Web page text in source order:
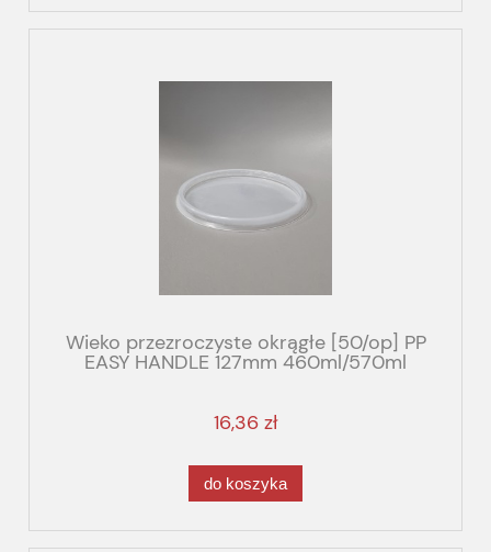
Wieko przezroczyste okrągłe [50/op] PP
EASY HANDLE 127mm 460ml/570ml
16,36 zł
do koszyka